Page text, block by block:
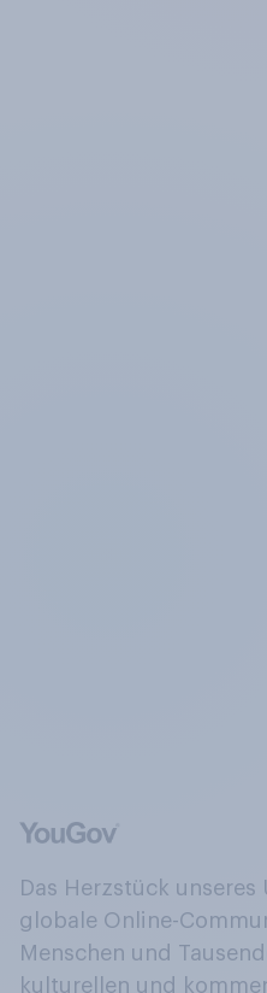
Das Herzstück
globale Online-
Menschen und
kulturellen und